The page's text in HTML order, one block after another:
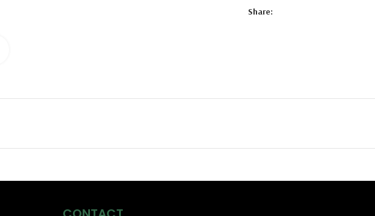
Share: